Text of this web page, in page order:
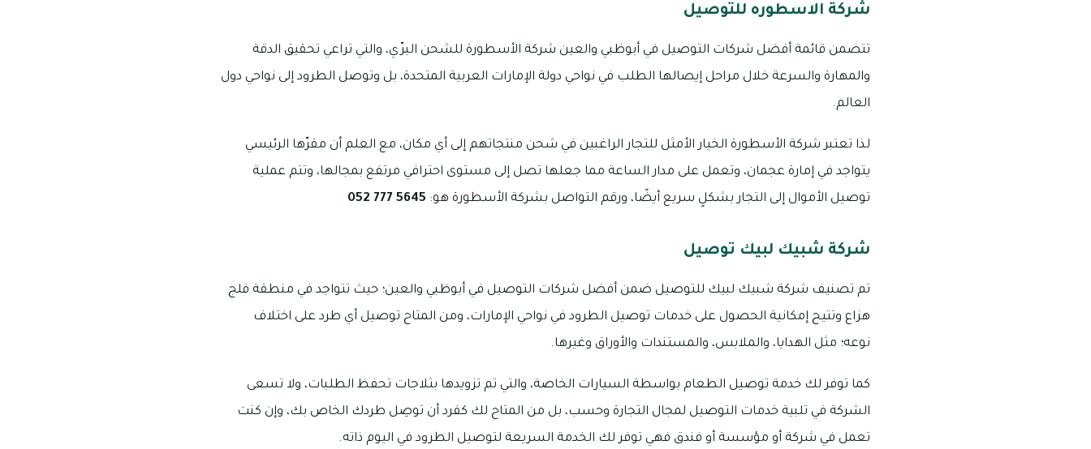
شركة الاسطوره للتوصيل
تتضمن قائمة أفضل شركات التوصيل في أبوظبي والعين شركة الأسطورة للشحن البرّي، والتي تراعي تحقيق الدقة
والمهارة والسرعة خلال مراحل إيصالها الطلب في نواحي دولة الإمارات العربية المتحدة، بل وتوصل الطرود إلى نواحي دول
العالم.
لذا تعتبر شركة الأسطورة الخيار الأمثل للتجار الراغبين في شحن منتجاتهم إلى أي مكان، مع العلم أن مقرّها الرئيسي
يتواجد في إمارة عجمان، وتعمل على مدار الساعة مما جعلها تصل إلى مستوى احترافي مرتفع بمجالها، وتتم عملية
توصيل الأموال إلى التجار بشكلٍ سريع أيضًا، ورقم التواصل بشركة الأسطورة هو: 5645 777 052
شركة شبيك لبيك توصيل
تم تصنيف شركة شبيك لبيك للتوصيل ضمن أفضل شركات التوصيل في أبوظبي والعين؛ حيث تتواجد في منطقة فلج
هزاع وتتيح إمكانية الحصول على خدمات توصيل الطرود في نواحي الإمارات، ومن المتاح توصيل أي طرد على اختلاف
نوعه؛ مثل الهدايا، والملابس، والمستندات والأوراق وغيرها.
كما توفر لك خدمة توصيل الطعام بواسطة السيارات الخاصة، والتي تم تزويدها بثلاجات تحفظ الطلبات، ولا تسعى
الشركة في تلبية خدمات التوصيل لمجال التجارة وحسب، بل من المتاح لك كفرد أن توصِل طردك الخاص بك، وإن كنت
تعمل في شركة أو مؤسسة أو فندق فهي توفر لك الخدمة السريعة لتوصيل الطرود في اليوم ذاته.